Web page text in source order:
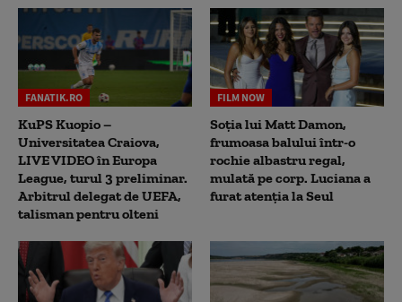
FANATIK.RO
KuPS Kuopio –
Universitatea Craiova,
LIVE VIDEO în Europa
League, turul 3 preliminar.
Arbitrul delegat de UEFA,
talisman pentru olteni
FILM NOW
Soția lui Matt Damon,
frumoasa balului într-o
rochie albastru regal,
mulată pe corp. Luciana a
furat atenția la Seul